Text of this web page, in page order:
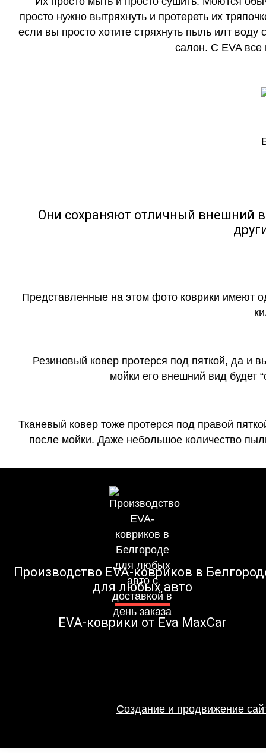
просто нужно вытряхнуть и протереть их
если вы просто хотите стряхнуть пыль илт воду
салон. С EVA все
Они сохраняют отличный внешний
Представленные на этом фото коврики имеют
Резиновый ковер протерся под пяткой, да и
мойки его внешний вид будет
Тканевый ковер тоже протерся под правой
после мойки. Даже небольшое количество
Производство EVA-ковриков в
для любых авто
EVA-коврики от Eva MaxCar
Создание и продвижение